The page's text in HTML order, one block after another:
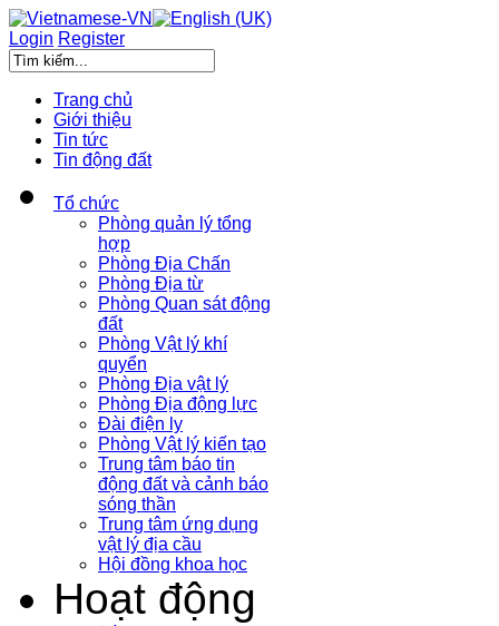
Login Register
Trang chủ
Giới thiệu
Tin tức
Tin động đất
Tổ chức
Phòng quản lý tổng
hợp
Phòng Địa Chấn
Phòng Địa từ
Phòng Quan sát động
đất
Phòng Vật lý khí
quyển
Phòng Địa vật lý
Phòng Địa động lực
Đài điện ly
Phòng Vật lý kiến tạo
Trung tâm báo tin
động đất và cảnh báo
sóng thần
Trung tâm ứng dụng
vật lý địa cầu
Hội đồng khoa học
Hoạt động